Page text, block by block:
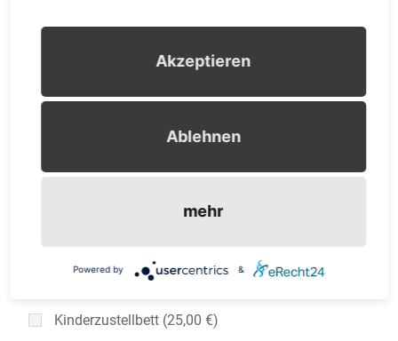
Was möchten Sie
buchen?
Doppelzimmer (110,00 €)
Appartement 2 Personen (120,00 €)
Appartement (groß) 2 Personen (130,00 €)
Kinderzustellbett (25,00 €)
Akzeptieren
Ablehnen
mehr
Powered by &